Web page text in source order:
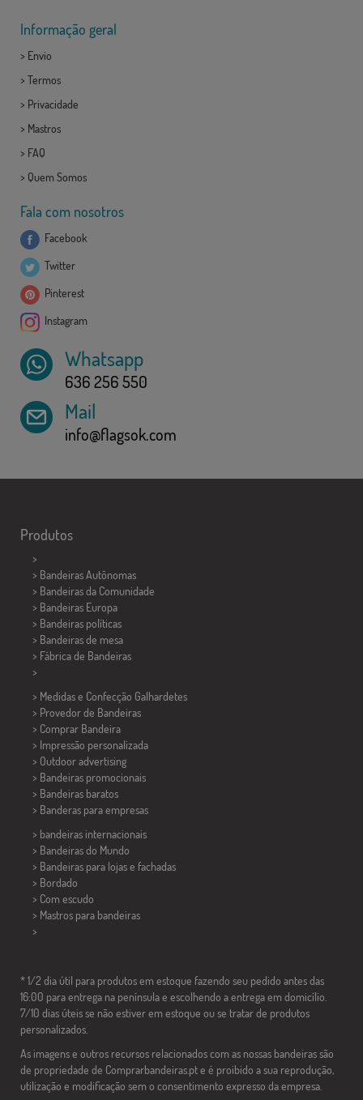
Informação geral
> Envio
> Termos
> Privacidade
> Mastros
> FAQ
> Quem Somos
Fala com nosotros
Facebook
Twitter
Pinterest
Instagram
Whatsapp
636 256 550
Mail
info@flagsok.com
Produtos
>
> Bandeiras Autônomas
> Bandeiras da Comunidade
> Bandeiras Europa
> Bandeiras políticas
> Bandeiras de mesa
> Fábrica de Bandeiras
>
> Medidas e Confecção Galhardetes
> Provedor de Bandeiras
> Comprar Bandeira
> Impressão personalizada
> Outdoor advertising
> Bandeiras promocionais
> Bandeiras baratos
> Banderas para empresas
> bandeiras internacionais
> Bandeiras do Mundo
> Bandeiras para lojas e fachadas
> Bordado
> Com escudo
> Mastros para bandeiras
>
* 1/2 dia útil para produtos em estoque fazendo seu pedido antes das
16:00 para entrega na península e escolhendo a entrega em domicílio.
7/10 dias úteis se não estiver em estoque ou se tratar de produtos
personalizados.
As imagens e outros recursos relacionados com as nossas bandeiras são
de propriedade de Comprarbandeiras.pt e é proibido a sua reprodução,
utilização e modificação sem o consentimento expresso da empresa.